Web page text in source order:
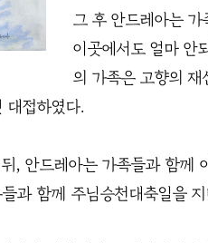
그 후 안드레아는
이곳에서도 얼마 안
의 가족은 고향의
대접하였다.
, 안드레아는 가족들과 함께
과 함께 주님승천대축일을